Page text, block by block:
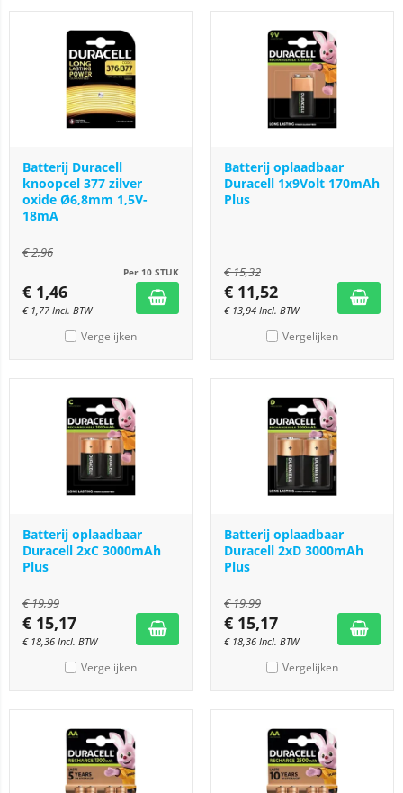
Batterij Duracell
knoopcel 377 zilver
oxide Ø6,8mm 1,5V-
18mA
€2,96
Per 10 STUK
€ 1,46
€ 1,77 Incl. BTW
Vergelijken
Batterij oplaadbaar
Duracell 1x9Volt 170mAh
Plus
€15,32
€ 11,52
€ 13,94 Incl. BTW
Vergelijken
Batterij oplaadbaar
Duracell 2xC 3000mAh
Plus
€19,99
€ 15,17
€ 18,36 Incl. BTW
Vergelijken
Batterij oplaadbaar
Duracell 2xD 3000mAh
Plus
€19,99
€ 15,17
€ 18,36 Incl. BTW
Vergelijken